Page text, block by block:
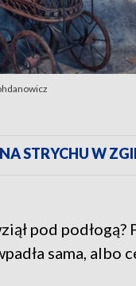
STRYCHU W
pod
sama, albo